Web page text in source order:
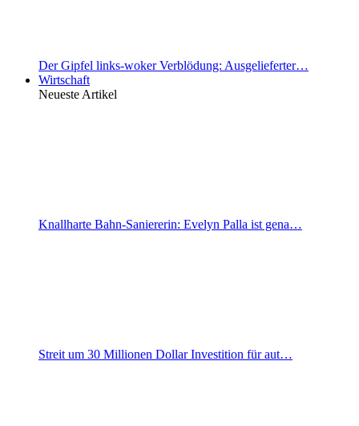
Der Gipfel links-woker Verblödung: Ausgelieferter…
Wirtschaft
Neueste Artikel
Knallharte Bahn-Saniererin: Evelyn Palla ist gena…
Streit um 30 Millionen Dollar Investition für aut…